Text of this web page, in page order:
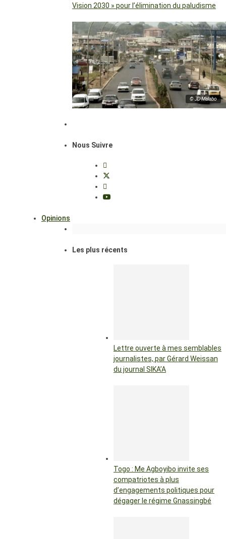
Vision 2030 » pour l’élimination du paludisme
© JD Malabo
Nous Suivre
Opinions
Les plus récents
Lettre ouverte à mes semblables
journalistes, par Gérard Weissan
du journal SIKA’A
Togo : Me Agboyibo invite ses
compatriotes à plus
d’engagements politiques pour
dégager le régime Gnassingbé